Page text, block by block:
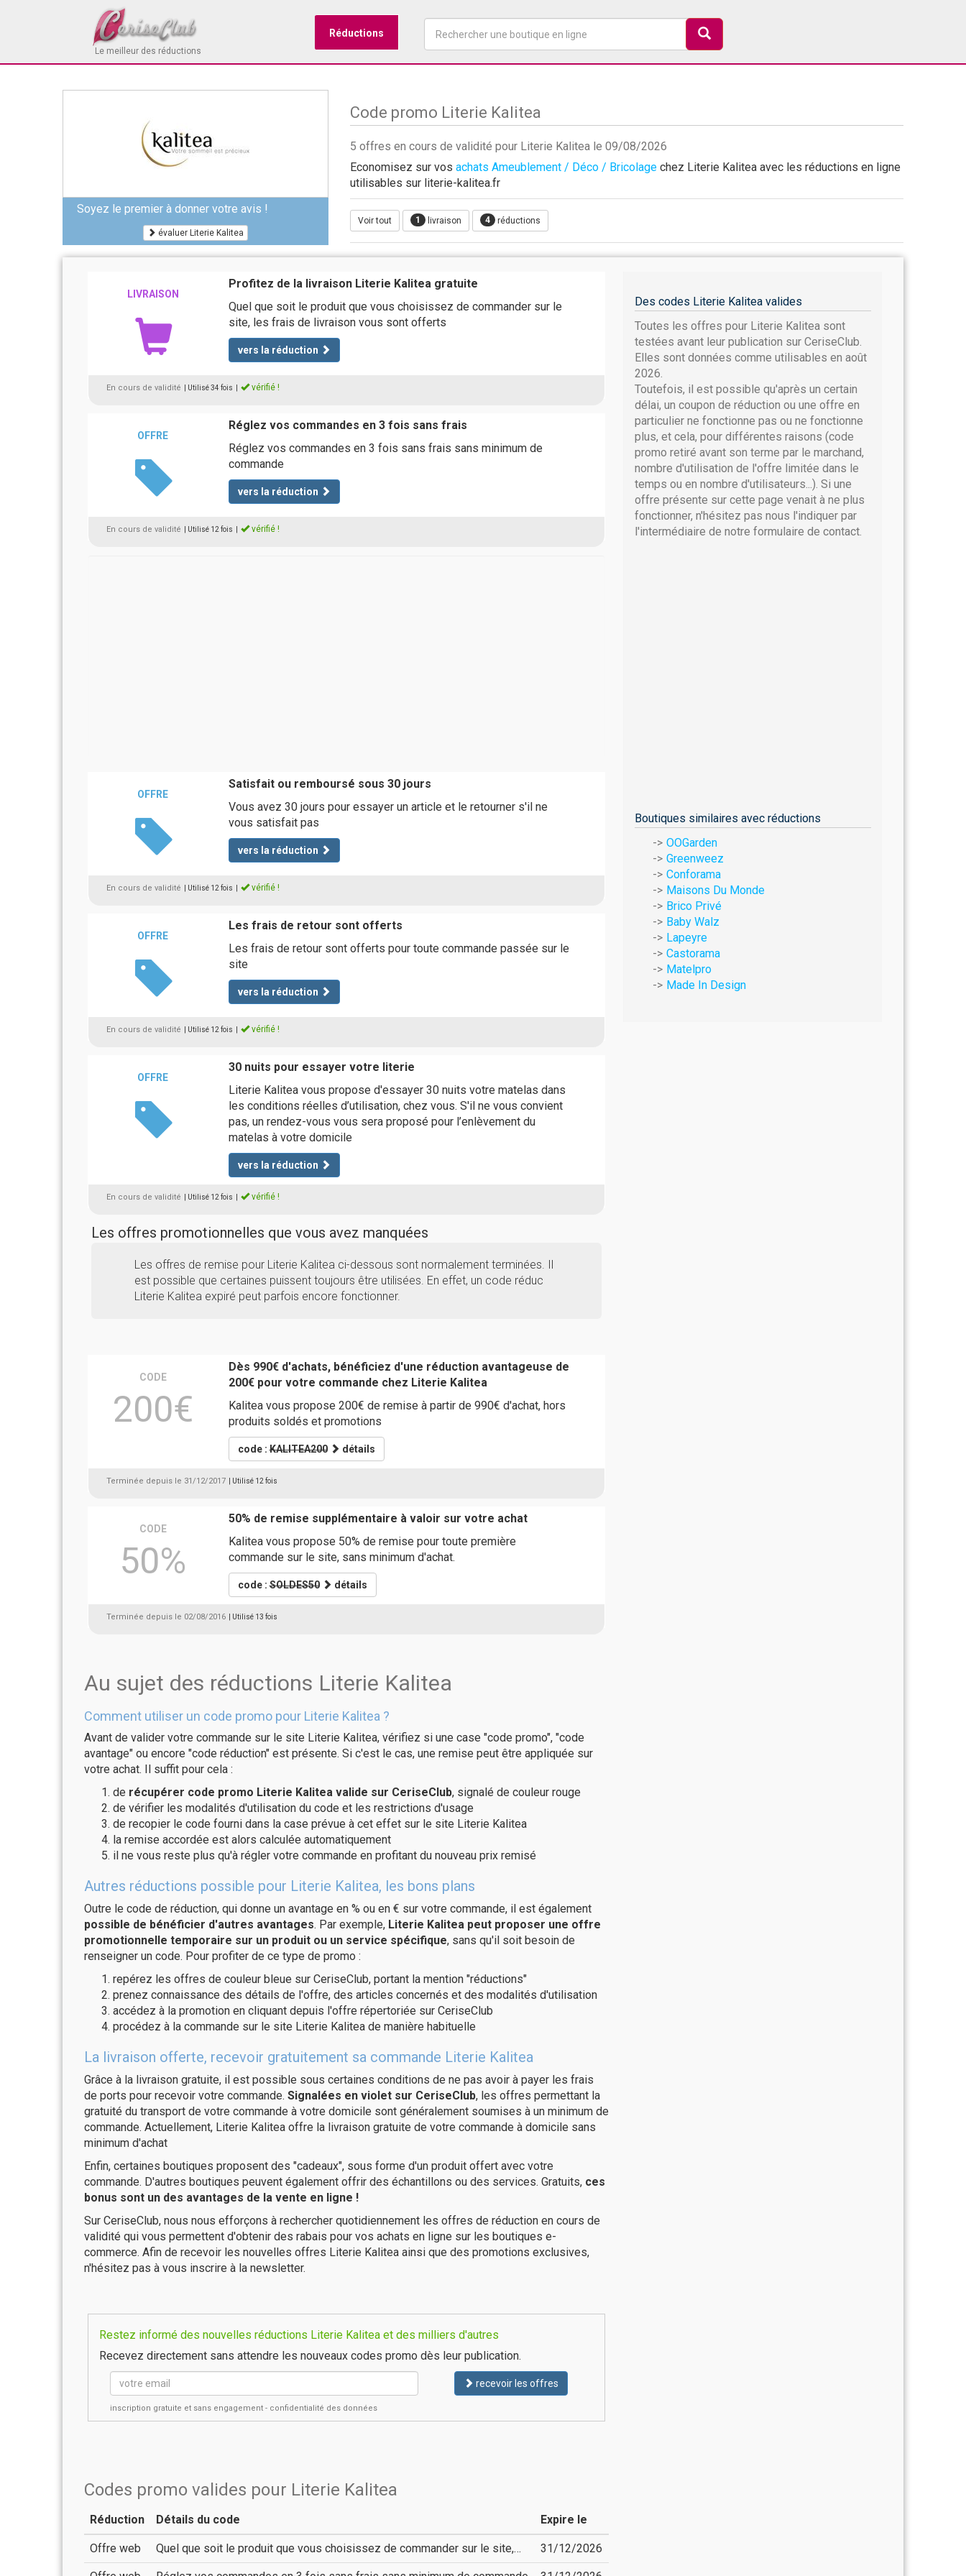
Le meilleur des réductions
Réductions
Soyez le premier à donner votre avis !
évaluer Literie Kalitea
Code promo Literie Kalitea
5 offres en cours de validité pour Literie Kalitea le 09/08/2026
Economisez sur vos achats Ameublement / Déco / Bricolage chez Literie Kalitea avec les réductions en ligne
utilisables sur literie-kalitea.fr
Voir tout 1 livraison 4 réductions
LIVRAISON
Profitez de la livraison Literie Kalitea gratuite
Quel que soit le produit que vous choisissez de commander sur le
site, les frais de livraison vous sont offerts
vers la réduction
En cours de validité | Utilisé 34 fois vérifié !
OFFRE
Réglez vos commandes en 3 fois sans frais
Réglez vos commandes en 3 fois sans frais sans minimum de
commande
vers la réduction
En cours de validité | Utilisé 12 fois vérifié !
OFFRE
Satisfait ou remboursé sous 30 jours
Vous avez 30 jours pour essayer un article et le retourner s'il ne
vous satisfait pas
vers la réduction
En cours de validité | Utilisé 12 fois vérifié !
OFFRE
Les frais de retour sont offerts
Les frais de retour sont offerts pour toute commande passée sur le
site
vers la réduction
En cours de validité | Utilisé 12 fois vérifié !
OFFRE
30 nuits pour essayer votre literie
Literie Kalitea vous propose d'essayer 30 nuits votre matelas dans
les conditions réelles d’utilisation, chez vous. S'il ne vous convient
pas, un rendez-vous vous sera proposé pour l’enlèvement du
matelas à votre domicile
vers la réduction
En cours de validité | Utilisé 12 fois vérifié !
Les offres promotionnelles que vous avez manquées
Les offres de remise pour Literie Kalitea ci-dessous sont normalement terminées. Il
est possible que certaines puissent toujours être utilisées. En effet, un code réduc
Literie Kalitea expiré peut parfois encore fonctionner.
CODE
200€
Dès 990€ d'achats, bénéficiez d'une réduction avantageuse de
200€ pour votre commande chez Literie Kalitea
Kalitea vous propose 200€ de remise à partir de 990€ d'achat, hors
produits soldés et promotions
code :KALITEA200 détails
Terminée depuis le 31/12/2017 | Utilisé 12 fois
CODE
50%
50% de remise supplémentaire à valoir sur votre achat
Kalitea vous propose 50% de remise pour toute première
commande sur le site, sans minimum d'achat.
code :SOLDES50 détails
Terminée depuis le 02/08/2016 | Utilisé 13 fois
Au sujet des réductions Literie Kalitea
Comment utiliser un code promo pour Literie Kalitea ?
Avant de valider votre commande sur le site Literie Kalitea, vérifiez si une case "code promo", "code
avantage" ou encore "code réduction" est présente. Si c'est le cas, une remise peut être appliquée sur
votre achat. Il suffit pour cela :
de récupérer code promo Literie Kalitea valide sur CeriseClub, signalé de couleur rouge
de vérifier les modalités d'utilisation du code et les restrictions d'usage
de recopier le code fourni dans la case prévue à cet effet sur le site Literie Kalitea
la remise accordée est alors calculée automatiquement
il ne vous reste plus qu'à régler votre commande en profitant du nouveau prix remisé
Autres réductions possible pour Literie Kalitea, les bons plans
Outre le code de réduction, qui donne un avantage en % ou en € sur votre commande, il est également
possible de bénéficier d'autres avantages. Par exemple, Literie Kalitea peut proposer une offre
promotionnelle temporaire sur un produit ou un service spécifique, sans qu'il soit besoin de
renseigner un code. Pour profiter de ce type de promo :
repérez les offres de couleur bleue sur CeriseClub, portant la mention "réductions"
prenez connaissance des détails de l'offre, des articles concernés et des modalités d'utilisation
accédez à la promotion en cliquant depuis l'offre répertoriée sur CeriseClub
procédez à la commande sur le site Literie Kalitea de manière habituelle
La livraison offerte, recevoir gratuitement sa commande Literie Kalitea
Grâce à la livraison gratuite, il est possible sous certaines conditions de ne pas avoir à payer les frais
de ports pour recevoir votre commande. Signalées en violet sur CeriseClub, les offres permettant la
gratuité du transport de votre commande à votre domicile sont généralement soumises à un minimum de
commande. Actuellement, Literie Kalitea offre la livraison gratuite de votre commande à domicile sans
minimum d'achat
Enfin, certaines boutiques proposent des "cadeaux", sous forme d'un produit offert avec votre
commande. D'autres boutiques peuvent également offrir des échantillons ou des services. Gratuits, ces
bonus sont un des avantages de la vente en ligne !
Sur CeriseClub, nous nous efforçons à rechercher quotidiennement les offres de réduction en cours de
validité qui vous permettent d'obtenir des rabais pour vos achats en ligne sur les boutiques e-
commerce. Afin de recevoir les nouvelles offres Literie Kalitea ainsi que des promotions exclusives,
n'hésitez pas à vous inscrire à la newsletter.
Restez informé des nouvelles réductions Literie Kalitea et des milliers d'autres
Recevez directement sans attendre les nouveaux codes promo dès leur publication.
recevoir les offres
inscription gratuite et sans engagement - confidentialité des données
Codes promo valides pour Literie Kalitea
Réduction Détails du code Expire le
Offre web Quel que soit le produit que vous choisissez de commander sur le site,… 31/12/2026
Des codes Literie Kalitea valides
Toutes les offres pour Literie Kalitea sont
testées avant leur publication sur CeriseClub.
Elles sont données comme utilisables en août
2026.
Toutefois, il est possible qu'après un certain
délai, un coupon de réduction ou une offre en
particulier ne fonctionne pas ou ne fonctionne
plus, et cela, pour différentes raisons (code
promo retiré avant son terme par le marchand,
nombre d'utilisation de l'offre limitée dans le
temps ou en nombre d'utilisateurs...). Si une
offre présente sur cette page venait à ne plus
fonctionner, n'hésitez pas nous l'indiquer par
l'intermédiaire de notre formulaire de contact.
Boutiques similaires avec réductions
OOGarden
Greenweez
Conforama
Maisons Du Monde
Brico Privé
Baby Walz
Lapeyre
Castorama
Matelpro
Made In Design